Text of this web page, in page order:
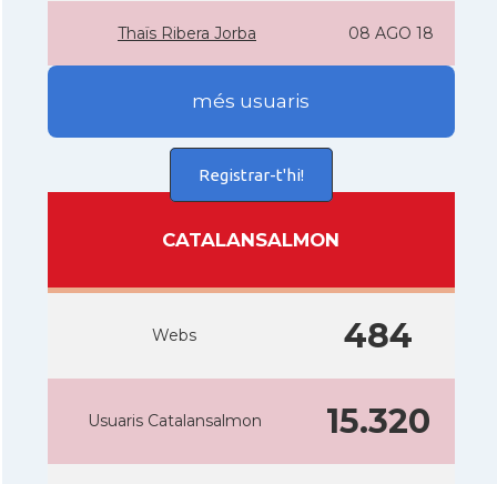
Thaïs Ribera Jorba 08 AGO 18
més usuaris
Registrar-t'hi!
CATALANSALMON
Webs 484
Usuaris Catalansalmon 15.320